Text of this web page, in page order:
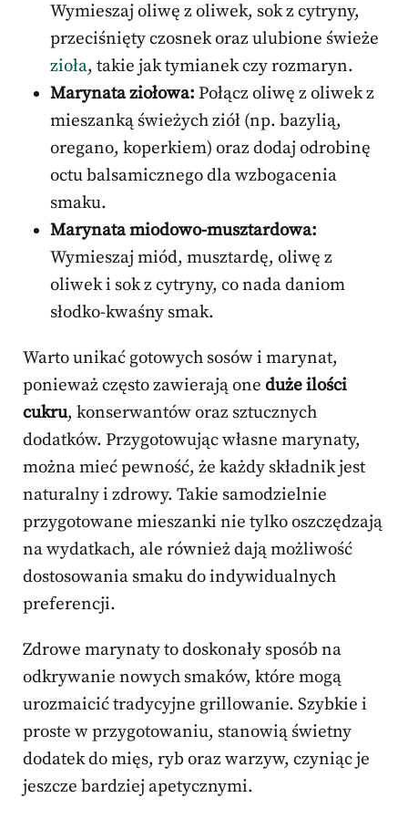
Wymieszaj oliwę z oliwek, sok z cytryny,
przeciśnięty czosnek oraz ulubione świeże
zioła, takie jak tymianek czy rozmaryn.
Marynata ziołowa: Połącz oliwę z oliwek z
mieszanką świeżych ziół (np. bazylią,
oregano, koperkiem) oraz dodaj odrobinę
octu balsamicznego dla wzbogacenia
smaku.
Marynata miodowo-musztardowa:
Wymieszaj miód, musztardę, oliwę z
oliwek i sok z cytryny, co nada daniom
słodko-kwaśny smak.
Warto unikać gotowych sosów i marynat,
ponieważ często zawierają one duże ilości
cukru, konserwantów oraz sztucznych
dodatków. Przygotowując własne marynaty,
można mieć pewność, że każdy składnik jest
naturalny i zdrowy. Takie samodzielnie
przygotowane mieszanki nie tylko oszczędzają
na wydatkach, ale również dają możliwość
dostosowania smaku do indywidualnych
preferencji.
Zdrowe marynaty to doskonały sposób na
odkrywanie nowych smaków, które mogą
urozmaicić tradycyjne grillowanie. Szybkie i
proste w przygotowaniu, stanowią świetny
dodatek do mięs, ryb oraz warzyw, czyniąc je
jeszcze bardziej apetycznymi.